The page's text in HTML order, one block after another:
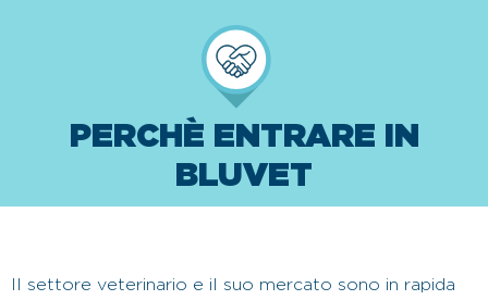
ESSERE UN
PARTNER BLUVET
Il nostro contributo
PERCHÈ ENTRARE IN
BLUVET
Il settore veterinario e il suo mercato sono in rapida